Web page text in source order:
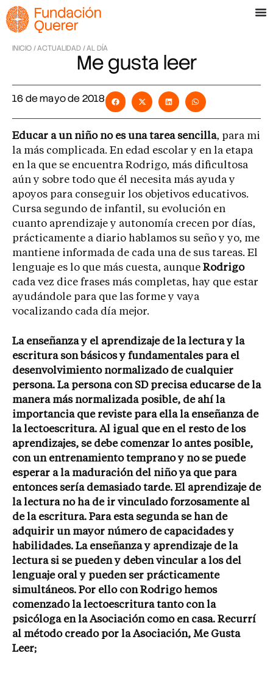
INICIO /ACTUALIDAD /AL DÍA
Me gusta leer
16 de mayo de 2018
Educar a un niño no es una tarea sencilla, para mi
la más complicada. En edad escolar y en la etapa
en la que se encuentra Rodrigo, más dificultosa
aún y sobre todo que él necesita más ayuda y
apoyos para conseguir los objetivos educativos.
Cursa segundo de infantil, su evolución en
cuanto aprendizaje y autonomía crecen por días,
prácticamente a diario hablamos su seño y yo, me
mantiene informada de cada una de sus tareas. El
lenguaje es lo que más cuesta, aunque Rodrigo
cada vez dice frases más completas, hay que estar
ayudándole para que las forme y vaya
vocalizando cada día mejor.
La enseñanza y el aprendizaje de la lectura y la
escritura son básicos y fundamentales para el
desenvolvimiento normalizado de cualquier
persona. La persona con SD precisa educarse de la
manera más normalizada posible, de ahí la
importancia que reviste para ella la enseñanza de
la lectoescritura. Al igual que en el resto de los
aprendizajes, se debe comenzar lo antes posible,
con un entrenamiento temprano y no se puede
esperar a la maduración del niño ya que para
entonces sería demasiado tarde. El aprendizaje de
la lectura no ha de ir vinculado forzosamente al
de la escritura. Para esta segunda se han de
adquirir un mayor número de capacidades y
habilidades. La enseñanza y aprendizaje de la
lectura si se pueden y deben vincular a los del
lenguaje oral y pueden ser prácticamente
simultáneos. Por ello con Rodrigo hemos
comenzado la lectoescritura tanto con la
psicóloga en la Asociación como en casa. Recurrí
al método creado por la Asociación, Me Gusta
Leer;